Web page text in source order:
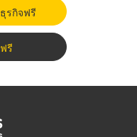
รกิจฟรี
รี